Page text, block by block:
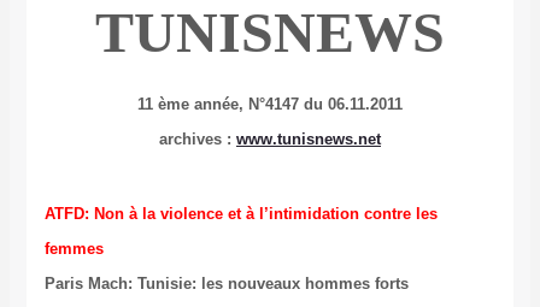
TUNISNEWS
11 ème année, N°4147 du 06.11.2011
archives : www.tunisnews.net
ATFD: Non à la violence et à l’intimidation contre les
femmes
Paris Mach: Tunisie: les nouveaux hommes forts